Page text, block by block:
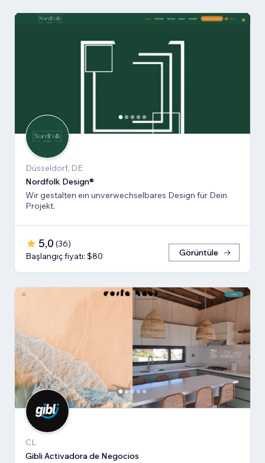
Düsseldorf, DE
Nordfolk Design®
Wir gestalten ein unverwechselbares Design für Dein
Projekt.
5,0 (36)
Başlangıç fiyatı: $80
Görüntüle
CL
Gibli Activadora de Negocios